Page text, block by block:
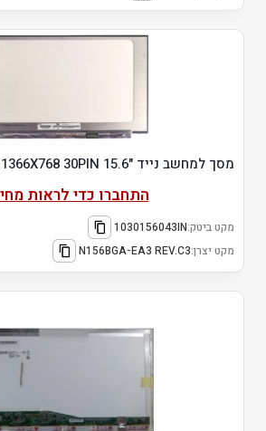
מסך למחשב נייד "15.6 LED 1366X768 30PIN
התחברו כדי לראות
מקט ביטק:1030156043IN
מקט יצרן:N156BGA-EA3 REV.C3